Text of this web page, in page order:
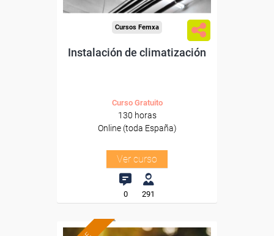
Cursos Femxa
Instalación de climatización
Curso Gratuito
130 horas
Online (toda España)
Ver curso
0 291